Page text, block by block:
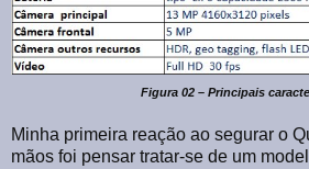
Figura 02 – Principais
Minha primeira reação ao segurar o
mãos foi pensar tratar-se de um